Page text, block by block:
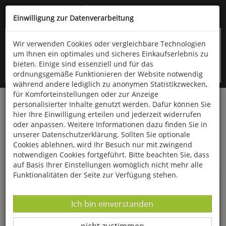
Kompletten Head der Seite überspringen
oder (06766) 9323-960
Startseite Informationen
Uppps...
Sie sind weitergeleitet worden !
haben zu öffnen, gibt es leider nicht mehr in unserem
Einwilligung zur Datenverarbeitung
Wir verwenden Cookies oder vergleichbare Technologien
um Ihnen ein optimales und sicheres Einkaufserlebnis zu
bieten. Einige sind essenziell und für das
ordnungsgemäße Funktionieren der Website notwendig
während andere lediglich zu anonymen Statistikzwecken,
für Komforteinstellungen oder zur Anzeige
personalisierter Inhalte genutzt werden. Dafür können Sie
hier Ihre Einwilligung erteilen und jederzeit widerrufen
oder anpassen. Weitere Informationen dazu finden Sie in
unserer Datenschutzerklärung. Sollten Sie optionale
Cookies ablehnen, wird Ihr Besuch nur mit zwingend
notwendigen Cookies fortgeführt. Bitte beachten Sie, dass
auf Basis Ihrer Einstellungen womöglich nicht mehr alle
Funktionalitäten der Seite zur Verfügung stehen.
Datenverarbeitung -
Ich bin einverstanden